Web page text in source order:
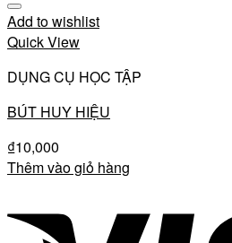
Add to wishlist
Quick View
DỤNG CỤ HỌC TẬP
BÚT HUY HIỆU
₫10,000
Thêm vào giỏ hàng